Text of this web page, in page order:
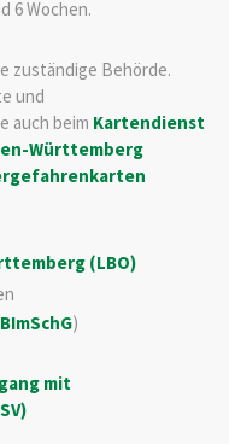
6 Wochen.
zuständige Behörde.
und
auch beim Kartendienst
Württemberg
(LBO)
)
mit